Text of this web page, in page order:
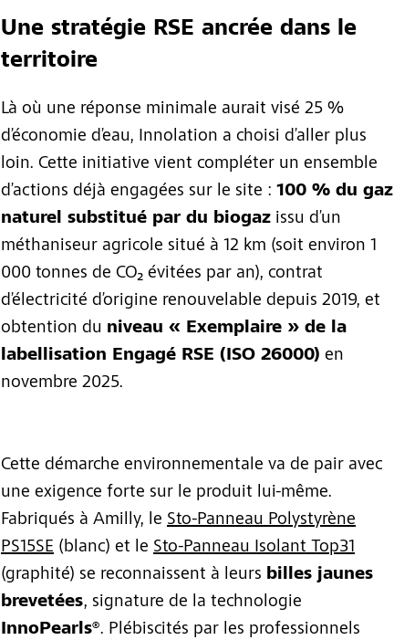
Une stratégie RSE ancrée dans le
territoire
Là où une réponse minimale aurait visé 25 %
d’économie d’eau, Innolation a choisi d’aller plus
loin. Cette initiative vient compléter un ensemble
d’actions déjà engagées sur le site : 100 % du gaz
naturel substitué par du biogaz issu d’un
méthaniseur agricole situé à 12 km (soit environ 1
000 tonnes de CO₂ évitées par an), contrat
d’électricité d’origine renouvelable depuis 2019, et
obtention du niveau « Exemplaire » de la
labellisation Engagé RSE (ISO 26000) en
novembre 2025.
Cette démarche environnementale va de pair avec
une exigence forte sur le produit lui-même.
Fabriqués à Amilly, le Sto-Panneau Polystyrène
PS15SE (blanc) et le Sto-Panneau Isolant Top31
(graphité) se reconnaissent à leurs billes jaunes
brevetées, signature de la technologie
InnoPearls®. Plébiscités par les professionnels